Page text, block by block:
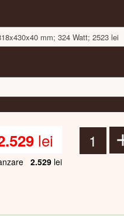
mm; 324 Watt; 2523 lei
lei
2.529lei